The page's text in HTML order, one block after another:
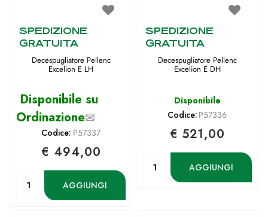
SPEDIZIONE
GRATUITA
Decespugliatore Pellenc
Excelion E LH
Disponibile su
Ordinazione✉
Codice: P57337
€ 494,00
AGGIUNGI
SPEDIZIONE
GRATUITA
Decespugliatore Pellenc
Excelion E DH
Disponibile
Codice: P57336
€ 521,00
AGGIUNGI